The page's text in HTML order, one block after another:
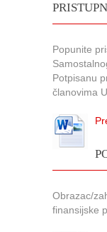
Popunite
Potpisanu
članovima
Obrazac/
finansijske